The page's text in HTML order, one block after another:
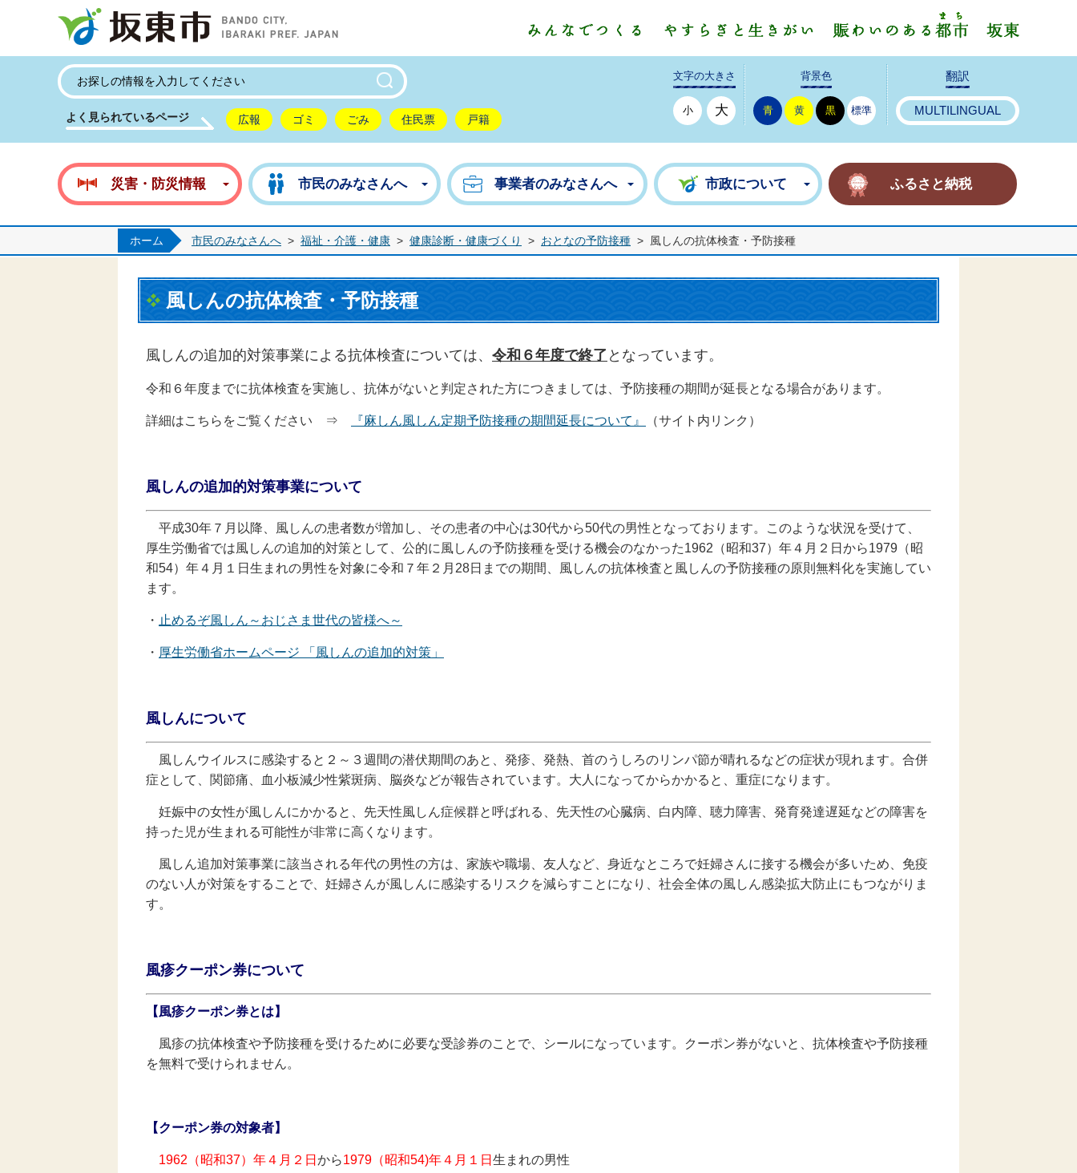
よく見られているページ 広報 ゴミ ごみ 住民票 戸籍
文字の大きさ
小 大
背景色
青 黄 黒 標準
翻訳
MULTILINGUAL
災害・防災情報 市民のみなさんへ 事業者のみなさんへ 市政について ふるさと納税
ホーム 市民のみなさんへ > 福祉・介護・健康 > 健康診断・健康づくり > おとなの予防接種 > 風しんの抗体検査・予防接種
風しんの抗体検査・予防接種
風しんの追加的対策事業による抗体検査については、 令和６年度で終了 となっています。
令和６年度までに抗体検査を実施し、抗体がないと判定された方につきましては、予防接種の期間が延長となる場合があります。
詳細はこちらをご覧ください ⇒ 『麻しん風しん定期予防接種の期間延長について』 （サイト内リンク）
風しんの追加的対策事業について
平成30年７月以降、風しんの患者数が増加し、その患者の中心は30代から50代の男性となっております。このような状況を受けて、
厚生労働省では風しんの追加的対策として、公的に風しんの予防接種を受ける機会のなかった1962（昭和37）年４月２日から1979（昭
和54）年４月１日生まれの男性を対象に令和７年２月28日までの期間、風しんの抗体検査と風しんの予防接種の原則無料化を実施してい
ます。
・ 止めるぞ風しん～おじさま世代の皆様へ～
・ 厚生労働省ホームページ 「風しんの追加的対策」
風しんについて
風しんウイルスに感染すると２～３週間の潜伏期間のあと、発疹、発熱、首のうしろのリンパ節が晴れるなどの症状が現れます。合併
症として、関節痛、血小板減少性紫斑病、脳炎などが報告されています。大人になってからかかると、重症になります。
妊娠中の女性が風しんにかかると、先天性風しん症候群と呼ばれる、先天性の心臓病、白内障、聴力障害、発育発達遅延などの障害を
持った児が生まれる可能性が非常に高くなります。
風しん追加対策事業に該当される年代の男性の方は、家族や職場、友人など、身近なところで妊婦さんに接する機会が多いため、免疫
のない人が対策をすることで、妊婦さんが風しんに感染するリスクを減らすことになり、社会全体の風しん感染拡大防止にもつながりま
す。
風疹クーポン券について
【風疹クーポン券とは】
風疹の抗体検査や予防接種を受けるために必要な受診券のことで、シールになっています。クーポン券がないと、抗体検査や予防接種
を無料で受けられません。
【クーポン券の対象者】
1962（昭和37）年４月２日 から1979（昭和54)年４月１日 生まれの男性